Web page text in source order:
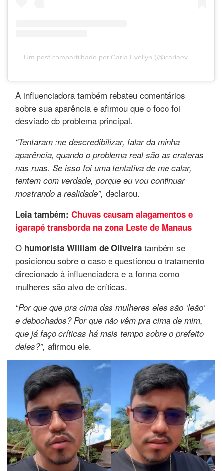
Um post compartilhado por Carla Evellyn (@icarlaevellyn)
A influenciadora também rebateu comentários
sobre sua aparência e afirmou que o foco foi
desviado do problema principal.
“Tentaram me descredibilizar, falar da minha
aparência, quando o problema real são as crateras
nas ruas. Se isso foi uma tentativa de me calar,
tentem com verdade, porque eu vou continuar
mostrando a realidade”, declarou.
Leia também: Chuvas causam alagamentos e
igarapé transborda na zona Leste de Manaus
O humorista William de Oliveira também se
posicionou sobre o caso e questionou o tratamento
direcionado à influenciadora e a forma como
mulheres são alvo de críticas.
“Por que que pra cima das mulheres eles são ‘leão’
e debochados? Por que não vêm pra cima de mim,
que já faço críticas há mais tempo sobre o prefeito
deles?”, afirmou ele.